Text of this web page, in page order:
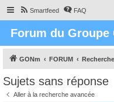
Smartfeed FAQ
Forum du
GONm FORUM
Sujets sans réponse
Aller à la recherche avancée